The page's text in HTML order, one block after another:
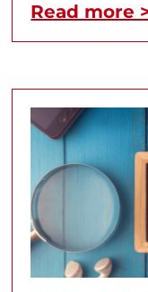
Read more